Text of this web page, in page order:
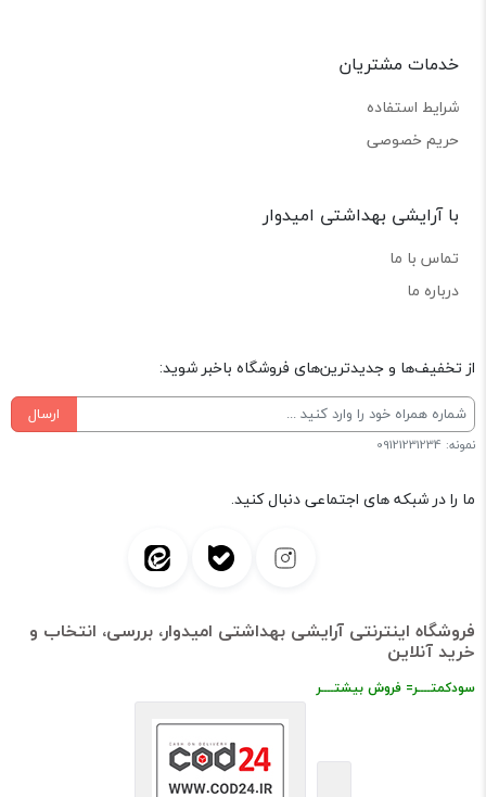
خدمات مشتریان
شرایط استفاده
حریم خصوصی
با آرایشی بهداشتی امیدوار
تماس با ما
درباره ما
از تخفیف‌ها و جدیدترین‌های فروشگاه باخبر شوید:
ارسال
نمونه: 09121231234
ما را در شبکه های اجتماعی دنبال کنید.
فروشگاه اینترنتی آرایشی بهداشتی امیدوار، بررسی، انتخاب و
خرید آنلاین
سودکمتــــر= فروش بیشتــــر